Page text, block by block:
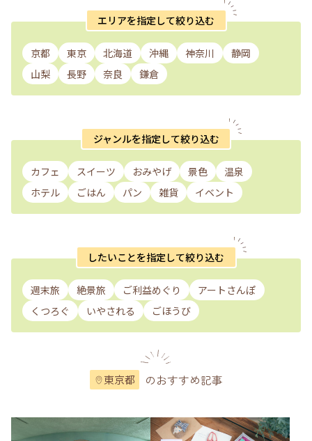
エリアを指定して絞り込む
京都 東京 北海道 沖縄 神奈川
静岡
山梨
長野 奈良 鎌倉
ジャンルを指定して絞り込む
カフェ スイーツ おみやげ 景色
温泉
ホテル
ごはん パン 雑貨 イベント
したいことを指定して絞り込む
週末旅 絶景旅 ご利益めぐり
アートさんぽ
くつろぐ
いやされる ごほうび
東京都 のおすすめ記事